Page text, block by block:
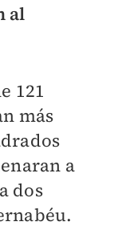
al
121
más
a
dos